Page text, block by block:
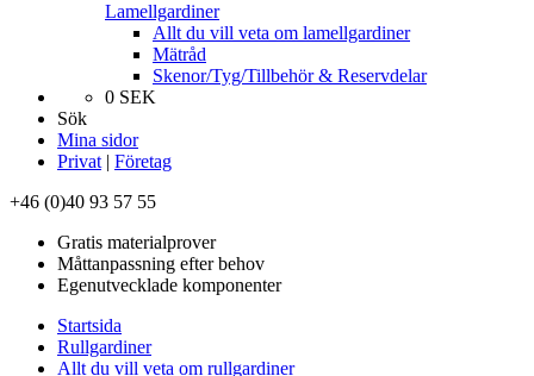
Lamellgardiner
Allt du vill veta om lamellgardiner
Mätråd
Skenor/Tyg/Tillbehör & Reservdelar
0 SEK
Sök
Mina sidor
Privat | Företag
+46 (0)40 93 57 55
Gratis materialprover
Måttanpassning efter behov
Egenutvecklade komponenter
Startsida
Rullgardiner
Allt du vill veta om rullgardiner